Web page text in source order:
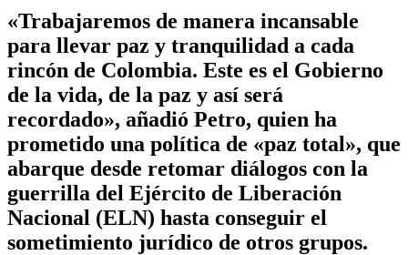
«Trabajaremos de manera incansable
para llevar paz y tranquilidad a cada
rincón de Colombia. Este es el Gobierno
de la vida, de la paz y así será
recordado», añadió Petro, quien ha
prometido una política de «paz total», que
abarque desde retomar diálogos con la
guerrilla del Ejército de Liberación
Nacional (ELN) hasta conseguir el
sometimiento jurídico de otros grupos.